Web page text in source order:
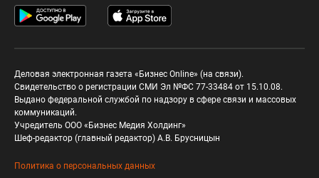
Деловая электронная газета «Бизнес Online» (на связи).
Свидетельство о регистрации СМИ Эл №ФС 77-33484 от 15.10.08.
Выдано федеральной службой по надзору в сфере связи и массовых
коммуникаций.
Учредитель ООО «Бизнес Медия Холдинг»
Шеф-редактор (главный редактор) А.В. Брусницын
Политика о персональных данных